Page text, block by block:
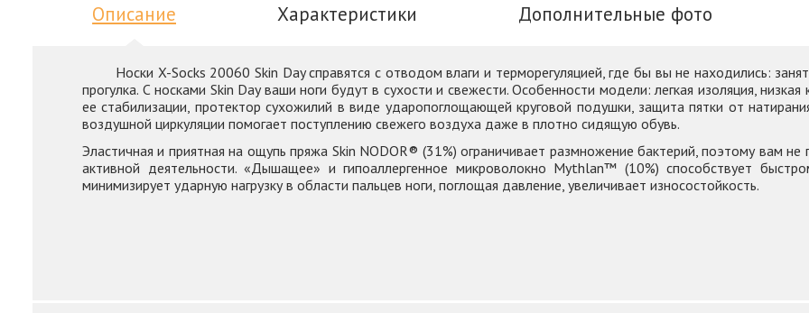
Описание Характеристики Дополнительные фото
Носки X-Socks 20060 Skin Day справятся с отводом влаги и терморегуляцией, где бы вы не находились:
прогулка. С носками Skin Day ваши ноги будут в сухости и свежести. Особенности модели: легкая изоляция,
ее стабилизации, протектор сухожилий в виде ударопоглощающей круговой подушки, защита пятки от
воздушной циркуляции помогает поступлению свежего воздуха даже в плотно сидящую обувь.
Эластичная и приятная на ощупь пряжа Skin NODOR® (31%) ограничивает размножение бактерий, поэтому вам не
активной деятельности. «Дышащее» и гипоаллергенное микроволокно Mythlan™ (10%) способствует
минимизирует ударную нагрузку в области пальцев ноги, поглощая давление, увеличивает износостойкость.